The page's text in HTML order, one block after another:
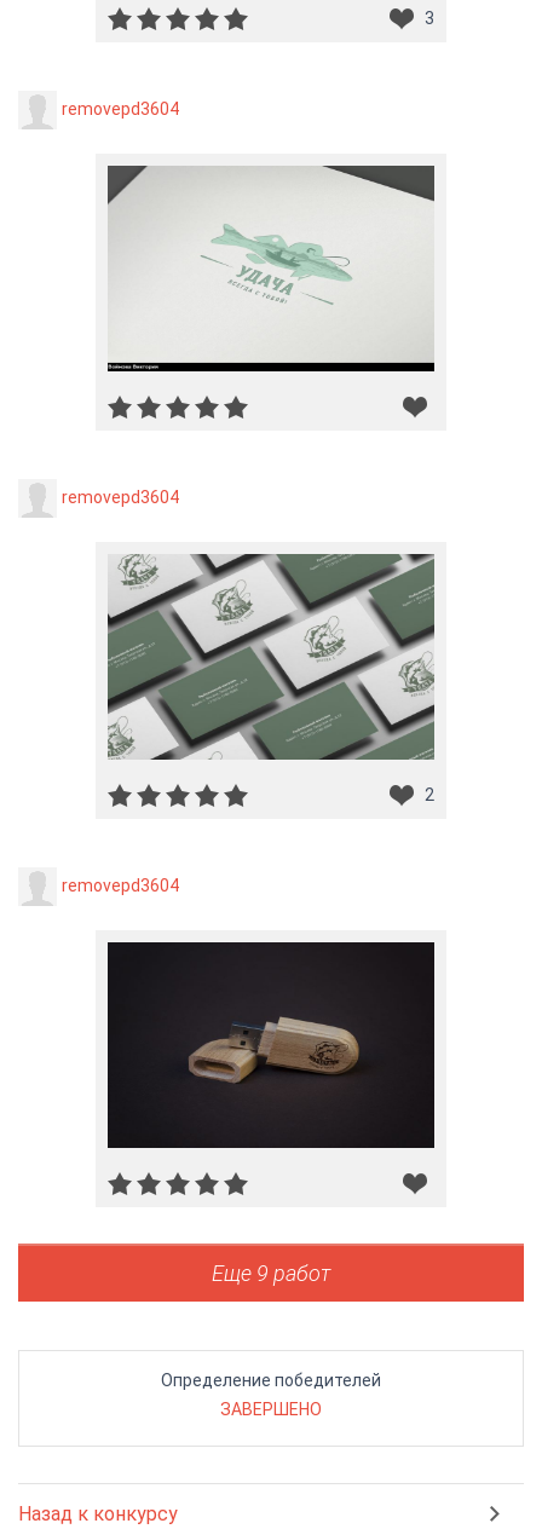
3
removepd3604
removepd3604
2
removepd3604
Еще 9 работ
Определение победителей
ЗАВЕРШЕНО
Назад к конкурсу